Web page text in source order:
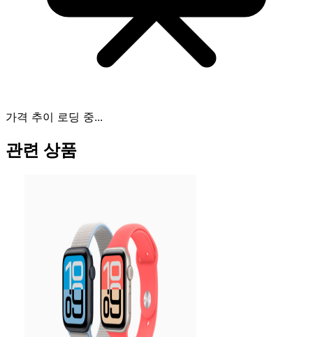
가격 추이 로딩 중...
관련 상품